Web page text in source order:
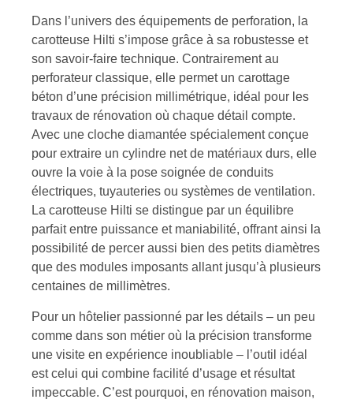
Dans l’univers des équipements de perforation, la
carotteuse Hilti s’impose grâce à sa robustesse et
son savoir-faire technique. Contrairement au
perforateur classique, elle permet un carottage
béton d’une précision millimétrique, idéal pour les
travaux de rénovation où chaque détail compte.
Avec une cloche diamantée spécialement conçue
pour extraire un cylindre net de matériaux durs, elle
ouvre la voie à la pose soignée de conduits
électriques, tuyauteries ou systèmes de ventilation.
La carotteuse Hilti se distingue par un équilibre
parfait entre puissance et maniabilité, offrant ainsi la
possibilité de percer aussi bien des petits diamètres
que des modules imposants allant jusqu’à plusieurs
centaines de millimètres.
Pour un hôtelier passionné par les détails – un peu
comme dans son métier où la précision transforme
une visite en expérience inoubliable – l’outil idéal
est celui qui combine facilité d’usage et résultat
impeccable. C’est pourquoi, en rénovation maison,